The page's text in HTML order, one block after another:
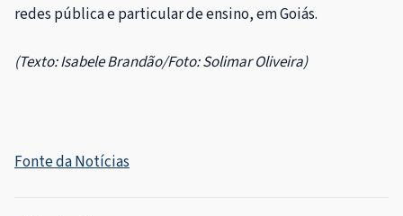
redes pública e particular de ensino, em Goiás.
(Texto: Isabele Brandão/Foto: Solimar Oliveira)
Fonte da Notícias